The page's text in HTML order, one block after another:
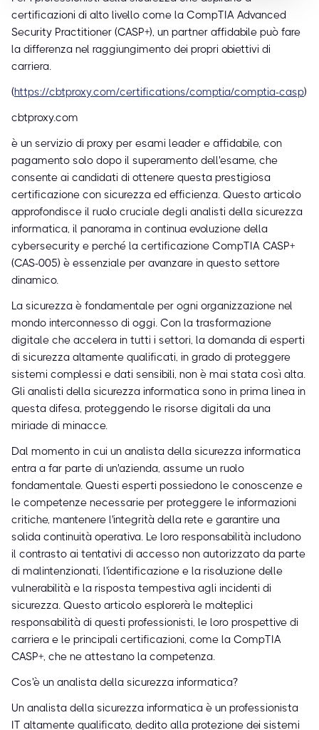
certificazioni di alto livello come la CompTIA Advanced
Security Practitioner (CASP+), un partner affidabile può fare
la differenza nel raggiungimento dei propri obiettivi di
carriera.
(https://cbtproxy.com/certifications/comptia/comptia-casp)
cbtproxy.com
è un servizio di proxy per esami leader e affidabile, con
pagamento solo dopo il superamento dell'esame, che
consente ai candidati di ottenere questa prestigiosa
certificazione con sicurezza ed efficienza. Questo articolo
approfondisce il ruolo cruciale degli analisti della sicurezza
informatica, il panorama in continua evoluzione della
cybersecurity e perché la certificazione CompTIA CASP+
(CAS-005) è essenziale per avanzare in questo settore
dinamico.
La sicurezza è fondamentale per ogni organizzazione nel
mondo interconnesso di oggi. Con la trasformazione
digitale che accelera in tutti i settori, la domanda di esperti
di sicurezza altamente qualificati, in grado di proteggere
sistemi complessi e dati sensibili, non è mai stata così alta.
Gli analisti della sicurezza informatica sono in prima linea in
questa difesa, proteggendo le risorse digitali da una
miriade di minacce.
Dal momento in cui un analista della sicurezza informatica
entra a far parte di un'azienda, assume un ruolo
fondamentale. Questi esperti possiedono le conoscenze e
le competenze necessarie per proteggere le informazioni
critiche, mantenere l'integrità della rete e garantire una
solida continuità operativa. Le loro responsabilità includono
il contrasto ai tentativi di accesso non autorizzato da parte
di malintenzionati, l'identificazione e la risoluzione delle
vulnerabilità e la risposta tempestiva agli incidenti di
sicurezza. Questo articolo esplorerà le molteplici
responsabilità di questi professionisti, le loro prospettive di
carriera e le principali certificazioni, come la CompTIA
CASP+, che ne attestano la competenza.
Cos'è un analista della sicurezza informatica?
Un analista della sicurezza informatica è un professionista
IT altamente qualificato, dedito alla protezione dei sistemi